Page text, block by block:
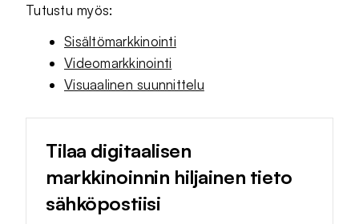
Tutustu myös:
Sisältömarkkinointi
Videomarkkinointi
Visuaalinen suunnittelu
Tilaa digitaalisen
markkinoinnin hiljainen tieto
sähköpostiisi